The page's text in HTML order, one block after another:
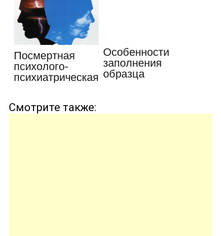
Посмертная
психолого-
психиатрическая
Особенности
заполнения
образца
Смотрите также: